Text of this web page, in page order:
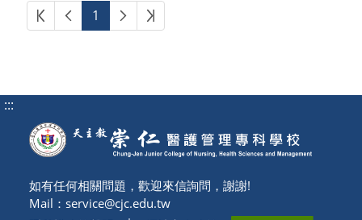
第一頁上一頁
1 下一頁最後頁
:::
如有任何相關問題，歡迎來信詢問，謝謝!
Mail： service@cjc.edu.tw